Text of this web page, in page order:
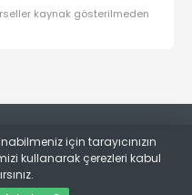
kaynak gösterilmeden
için tarayıcınızın
kullanarak çerezleri kabul